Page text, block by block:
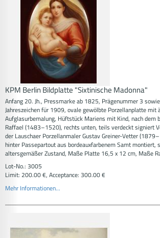
KPM Berlin Bildplatte "Sixtinische Madonna"
Anfang 20. Jh., Pressmarke ab 1825, Prägenummer 3
Jahreszeichen für 1909, ovale gewölbte Porzellanplatte mit
Aufglasurbemalung, Hüftstück Mariens mit Kind, nach dem
Raffael (1483–1520), rechts unten, teils verdeckt signiert
der Lauschaer Porzellanmaler Gustav Greiner-Vetter
hinter Passepartout aus bordeauxfarbenem Samt montiert,
altersgemäßer Zustand, Maße Platte 16,5 x 12 cm, Maße
Lot-No.: 3005
Limit: 200.00 €, Acceptance: 300.00 €
Mehr Informationen...